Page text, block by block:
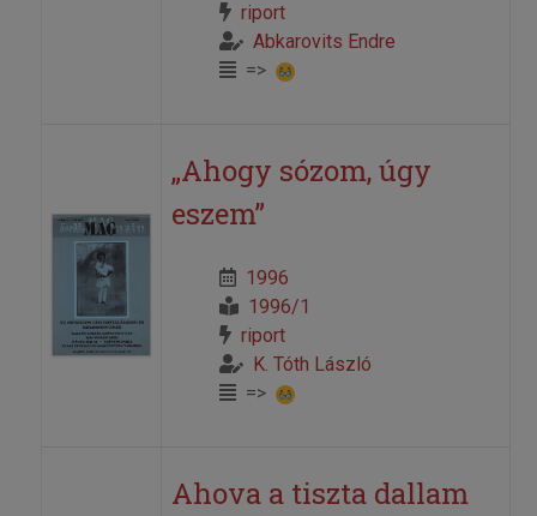
riport
Abkarovits Endre
=>
„Ahogy sózom, úgy
eszem”
1996
1996/1
riport
K. Tóth László
=>
Ahova a tiszta dallam